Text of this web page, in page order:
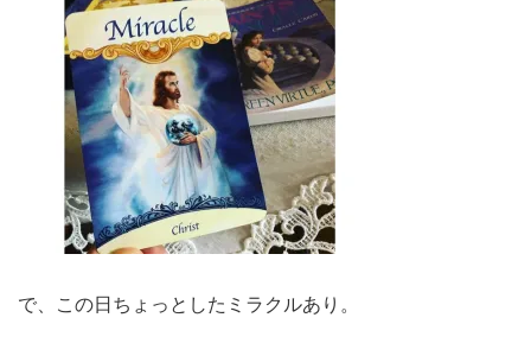
で、この日ちょっとしたミラクルあり。